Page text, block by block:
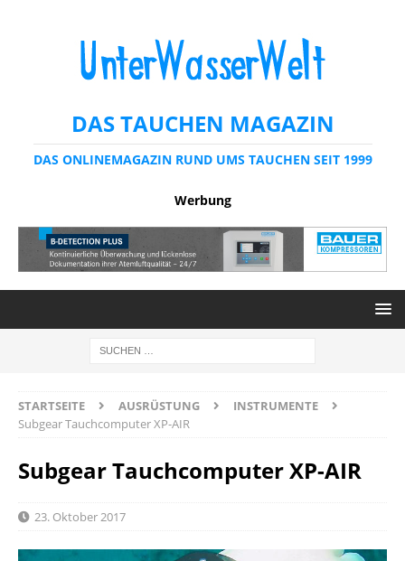
DAS TAUCHEN MAGAZIN
DAS ONLINEMAGAZIN RUND UMS TAUCHEN SEIT 1999
Werbung
STARTSEITE AUSRÜSTUNG
INSTRUMENTE
Subgear Tauchcomputer XP-AIR
Subgear Tauchcomputer XP-AIR
23. Oktober 2017